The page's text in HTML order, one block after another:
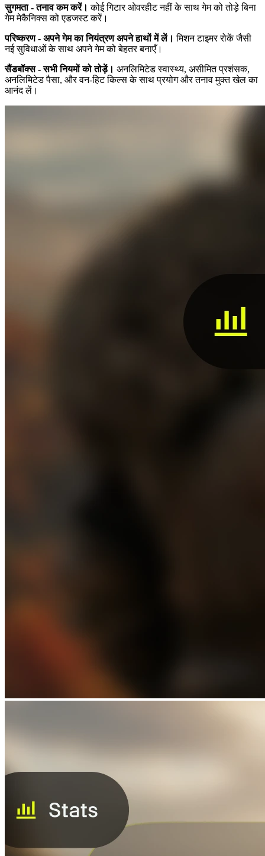
सुगमता - तनाव कम करें। कोई गिटार ओवरहीट नहीं के साथ गेम को तोड़े बिना
गेम मेकैनिक्स को एडजस्ट करें।
परिष्करण - अपने गेम का नियंत्रण अपने हाथों में लें। मिशन टाइमर रोकें जैसी
नई सुविधाओं के साथ अपने गेम को बेहतर बनाएँ।
सैंडबॉक्स - सभी नियमों को तोड़ें। अनलिमिटेड स्वास्थ्य, असीमित प्रशंसक,
अनलिमिटेड पैसा, और वन-हिट किल्स के साथ प्रयोग और तनाव मुक्त खेल का
आनंद लें।